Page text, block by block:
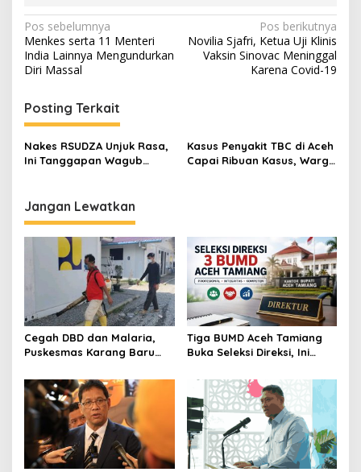
N
a
v
i
g
a
s
p
o
Pos sebelumnya
Menkes serta 11 Menteri
India Lainnya Mengundurkan
Diri Massal
Pos berikutnya
Novilia Sjafri, Ketua Uji Klinis
Vaksin Sinovac Meninggal
Karena Covid-19
Posting Terkait
Nakes RSUDZA Unjuk Rasa,
Ini Tanggapan Wagub
Kasus Penyakit TBC di Aceh
Capai Ribuan Kasus, Warga
Jangan Lewatkan
Cegah DBD dan Malaria,
Puskesmas Karang Baru
Tiga BUMD Aceh Tamiang
Buka Seleksi Direksi, Ini
Pendaftarannya